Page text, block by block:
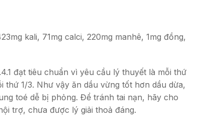
kali, 71mg calci, 220mg manhê, 1mg đồng,
đạt tiêu chuẩn vì yêu cầu lý thuyết là mỗi thứ
1/3. Như vậy ăn dầu vừng tốt hơn dầu dừa,
toé dễ bị phỏng. Để tránh tai nạn, hãy cho
trợ, chưa được lý giải thoả đáng.